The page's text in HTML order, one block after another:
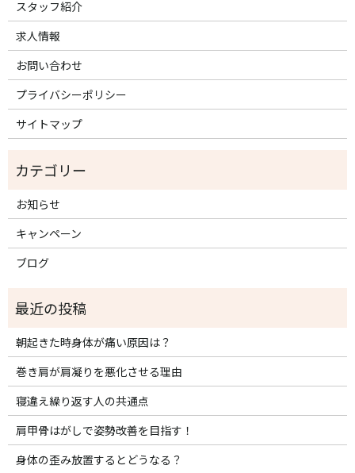
スタッフ紹介
求人情報
お問い合わせ
プライバシーポリシー
サイトマップ
お知らせ
キャンペーン
ブログ
朝起きた時身体が痛い原因は？
巻き肩が肩凝りを悪化させる理由
寝違え繰り返す人の共通点
肩甲骨はがしで姿勢改善を目指す！
身体の歪み放置するとどうなる？